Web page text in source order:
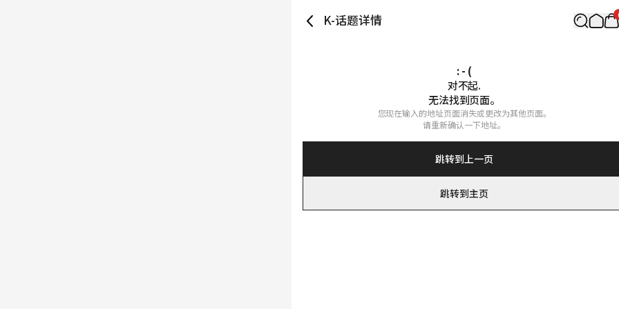
K-话题详情
: - (
对不起.
无法找到页面。
您现在输入的地址页面消失或更改为其他页面。
请重新确认一下地址。
跳转到上一页
跳转到主页